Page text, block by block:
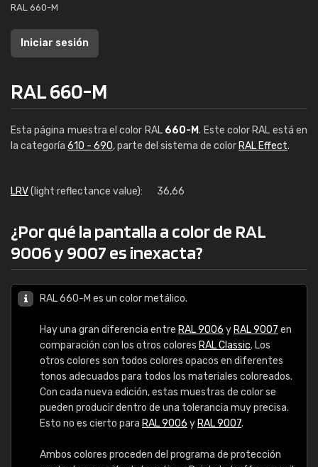
RAL 660-M
Iniciar sesión
RAL 660-M
Esta página muestra el color RAL 660-M. Este color RAL está en
la categoría 610 - 690, parte del sistema de color RAL Effect.
LRV(light reflectance value): 36,66
¿Por qué la pantalla a color de RAL
9006 y 9007 es inexacta?
RAL 660-M es un color metálico.
Hay una gran diferencia entre RAL 9006 y RAL 9007 en
comparación con los otros colores RAL Classic. Los
otros colores son todos colores opacos en diferentes
tonos adecuados para todos los materiales coloreados.
Con cada nueva edición, estas muestras de color se
pueden producir dentro de una tolerancia muy precisa.
Esto no es cierto para RAL 9006 y RAL 9007.
Ambos colores proceden del programa de protección